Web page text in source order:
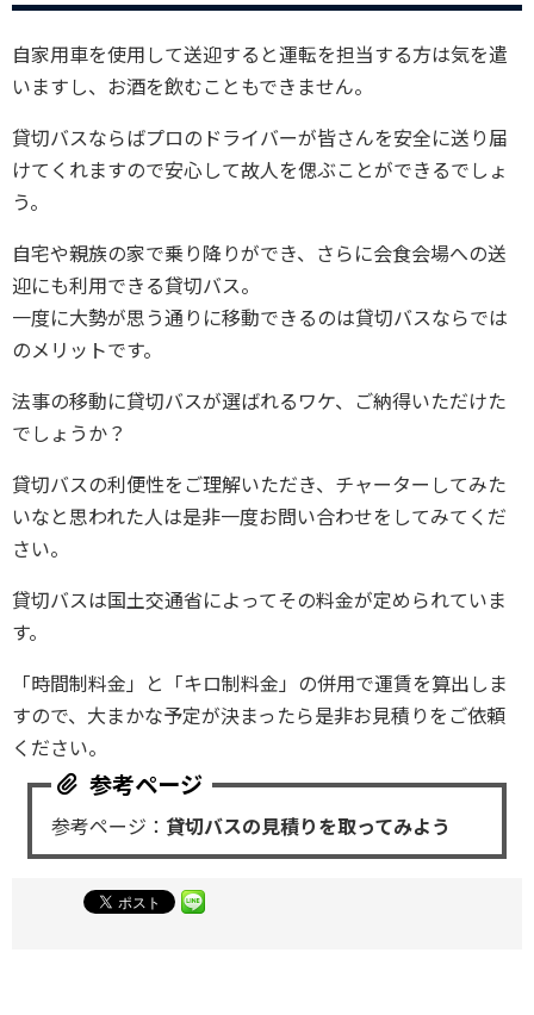
自家用車を使用して送迎すると運転を担当する方は気を遣
いますし、お酒を飲むこともできません。
貸切バスならばプロのドライバーが皆さんを安全に送り届
けてくれますので安心して故人を偲ぶことができるでしょ
う。
自宅や親族の家で乗り降りができ、さらに会食会場への送
迎にも利用できる貸切バス。
一度に大勢が思う通りに移動できるのは貸切バスならでは
のメリットです。
法事の移動に貸切バスが選ばれるワケ、ご納得いただけた
でしょうか？
貸切バスの利便性をご理解いただき、チャーターしてみた
いなと思われた人は是非一度お問い合わせをしてみてくだ
さい。
貸切バスは国土交通省によってその料金が定められていま
す。
「時間制料金」と「キロ制料金」の併用で運賃を算出しま
すので、大まかな予定が決まったら是非お見積りをご依頼
ください。
参考ページ： 貸切バスの見積りを取ってみよう